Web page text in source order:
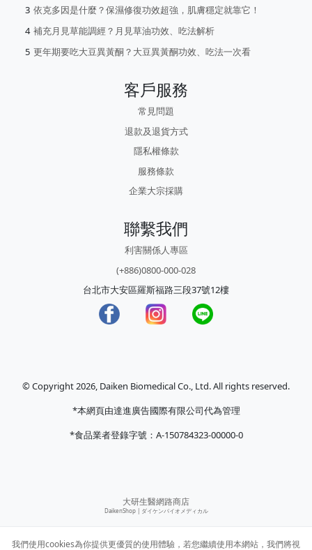
依克多因是什麼？保濕修復功效超強，肌膚穩定就靠它！
補充月見草能調經？月見草油功效、吃法解析
更年期要吃大豆異黃酮？大豆異黃酮功效、吃法一次看
客戶服務
常見問題
退款及退貨方式
隱私權條款
服務條款
企業大宗採購
聯繫我們
利害關係人專區
(+886)0800-000-028
台北市大安區羅斯福路三段37號12樓
© Copyright 2026, Daiken Biomedical Co., Ltd. All rights reserved.
*本網頁由達進廣告國際有限公司代為管理
*食品業者登錄字號：A-150784323-00000-0
大研生醫網路商店
DaikenShop | ダイケンバイオメディカル
我們使用cookies為你提供更優質的使用體驗，若您繼續使用本網站，我們將視